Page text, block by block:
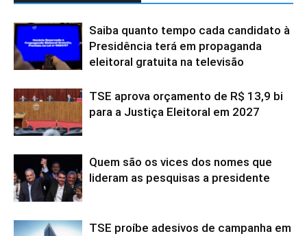
Saiba quanto tempo cada candidato à
Presidência terá em propaganda
eleitoral gratuita na televisão
TSE aprova orçamento de R$ 13,9 bi
para a Justiça Eleitoral em 2027
Quem são os vices dos nomes que
lideram as pesquisas a presidente
TSE proíbe adesivos de campanha em